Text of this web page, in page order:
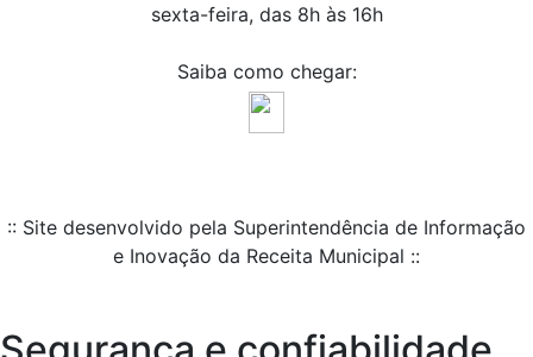
sexta-feira, das 8h às 16h
Saiba como chegar:
:: Site desenvolvido pela Superintendência de Informação
e Inovação da Receita Municipal ::